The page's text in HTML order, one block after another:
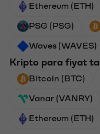
Ethereum (ETH)
PSG (PSG)
Waves (WAVES)
Kripto para fiyat
Bitcoin (BTC)
Vanar (VANRY)
Ethereum (ETH)